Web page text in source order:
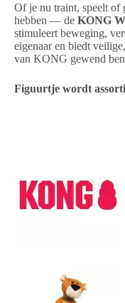
Of je nu traint, speelt of
hebben — de KONG
stimuleert beweging,
eigenaar en biedt
van KONG gewend
Figuurtje wordt